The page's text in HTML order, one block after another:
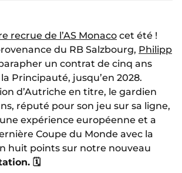
recrue de l’AS Monaco cet été !
du RB Salzbourg, Philipp
un contrat de cinq ans
Principauté, jusqu’en 2028.
d’Autriche en titre, le gardien
réputé pour son jeu sur sa ligne,
expérience européenne et a
Coupe du Monde avec la
huit points sur notre nouveau
🗓